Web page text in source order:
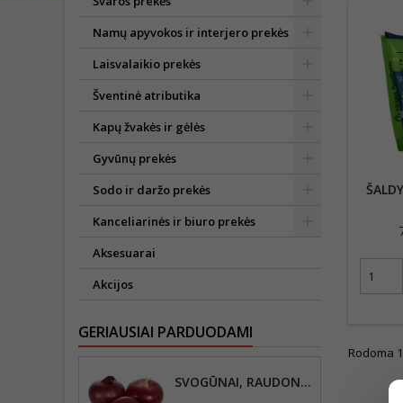
Namų apyvokos ir interjero prekės
Laisvalaikio prekės
Šventinė atributika
Kapų žvakės ir gėlės
Gyvūnų prekės
Sodo ir daržo prekės
Kanceliarinės ir biuro prekės
Aksesuarai
Akcijos
GERIAUSIAI PARDUODAMI
SVOGŪNAI, RAUDONIEJI
Rodoma